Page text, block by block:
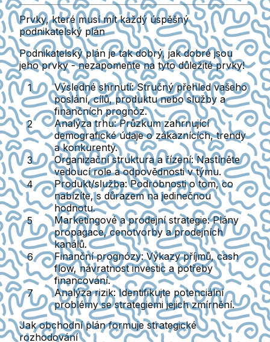
Prvky, které musí mít každý úspěšný
podnikatelský plán
Podnikatelský plán je tak dobrý, jak dobré jsou
jeho prvky - nezapomeňte na tyto důležité prvky!
Výsledné shrnutí: Stručný přehled vašeho
poslání, cílů, produktu nebo služby a
finančních prognóz.
Analýza trhu: Průzkum zahrnující
demografické údaje o zákaznících, trendy
a konkurenty.
Organizační struktura a řízení: Nastíněte
vedoucí role a odpovědnosti v týmu.
Produkt/služba: Podrobnosti o tom, co
nabízíte, s důrazem na jedinečnou
hodnotu.
Marketingové a prodejní strategie: Plány
propagace, cenotvorby a prodejních
kanálů.
Finanční prognózy: Výkazy příjmů, cash
flow, návratnost investic a potřeby
financování.
Analýza rizik: Identifikujte potenciální
problémy se strategiemi jejich zmírnění.
Jak obchodní plán formuje strategické
rozhodování